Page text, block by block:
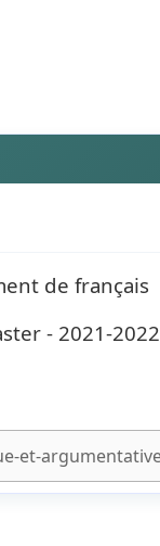
de français
- 2021-2022